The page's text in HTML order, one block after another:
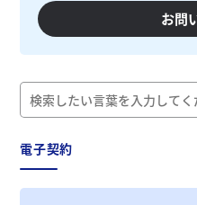
お問
電子契約